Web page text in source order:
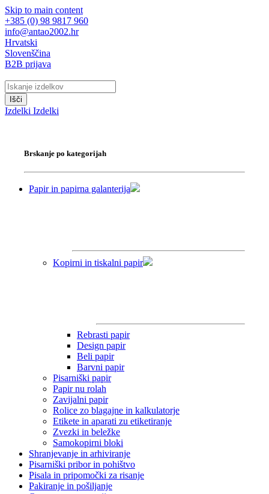
Skip to main content
+385 (0) 98 9817 960
info@antao2002.hr
Hrvatski
Slovenščina
B2B prijava
Išči
Izdelki Izdelki
Brskanje po kategorijah
Papir in papirna galanterija
Kopirni in tiskalni papir
Rebrasti papir
Design papir
Beli papir
Barvni papir
Pisarniški papir
Papir nu rolah
Zavijalni papir
Rolice zo blagajne in kalkulatorje
Etikete in aparati zu etiketiranje
Zvezki in beležke
Samokopirni bloki
Shranjevanje in arhiviranje
Pisarniški pribor in pohištvo
Pisala in pripomočki za risanje
Pakiranje in pošiljanje